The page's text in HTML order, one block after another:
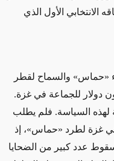
الانتخابي الأول الذي
«حماس» والسماح لقطر
شهرية بقيمة 15 مليون دولار للجماعة في غزة.
لهذه السياسة. فلم يطلب
غزة لطرد «حماس»، إذ
عدد كبير من الضحايا